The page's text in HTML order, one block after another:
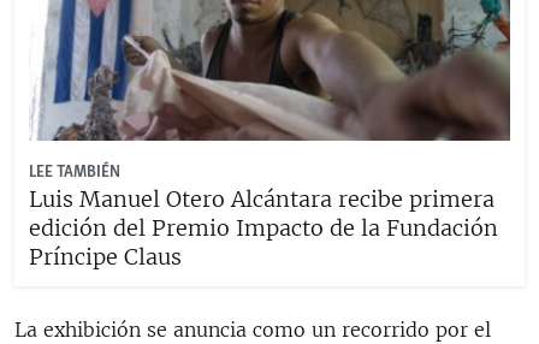
LEE TAMBIÉN
Luis Manuel Otero Alcántara recibe primera
edición del Premio Impacto de la Fundación
Príncipe Claus
La exhibición se anuncia como un recorrido por el